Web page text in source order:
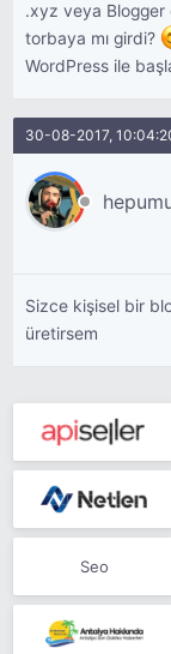
.xyz veya Blogger
torbaya mı girdi?
WordPress ile
30-08-2017,
Sizce kişisel bir
üretirsem
Seo